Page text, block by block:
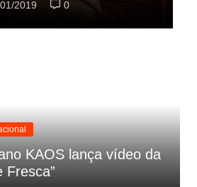
2019 0
KAOS lança vídeo da
Fresca”